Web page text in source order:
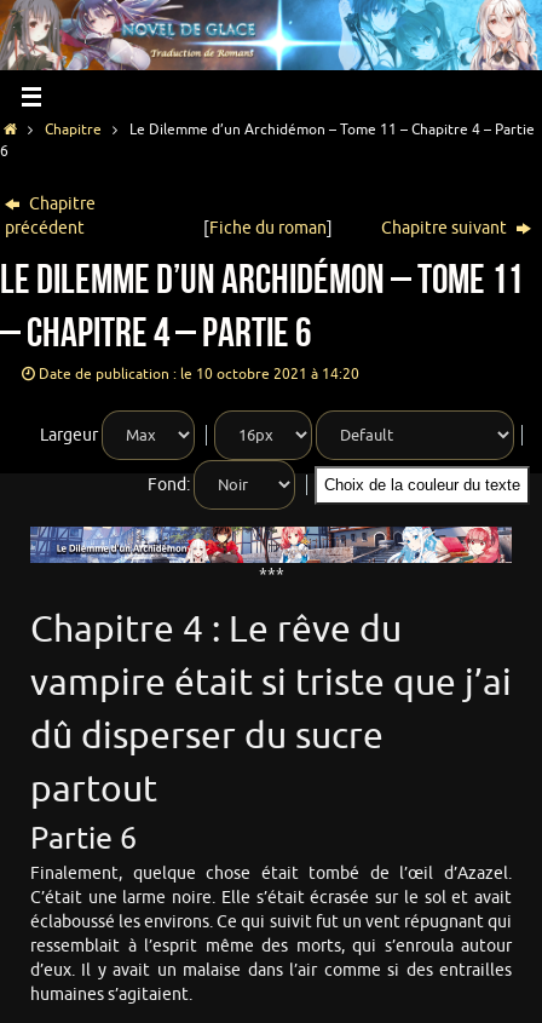
Chapitre
Le Dilemme d’un Archidémon – Tome 11 – Chapitre 4 – Partie
6
Chapitre
précédent
[Fiche du roman] Chapitre suivant
Le Dilemme d’un Archidémon – Tome 11
– Chapitre 4 – Partie 6
Date de publication : le 10 octobre 2021 à 14:20
Largeur
Fond: Choix de la couleur du texte
***
Chapitre 4 : Le rêve du
vampire était si triste que j’ai
dû disperser du sucre
partout
Partie 6
Finalement, quelque chose était tombé de l’œil d’Azazel.
C’était une larme noire. Elle s’était écrasée sur le sol et avait
éclaboussé les environs. Ce qui suivit fut un vent répugnant qui
ressemblait à l’esprit même des morts, qui s’enroula autour
d’eux. Il y avait un malaise dans l’air comme si des entrailles
humaines s’agitaient.